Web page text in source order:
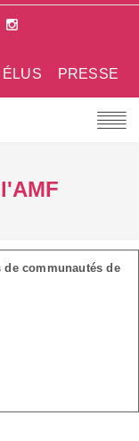
PRESSE
ÉLUS
communautés de